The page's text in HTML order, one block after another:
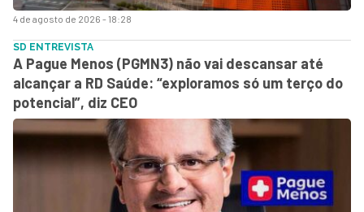
4 de agosto de 2026 - 18:28
SD ENTREVISTA
A Pague Menos (PGMN3) não vai descansar até
alcançar a RD Saúde: “exploramos só um terço do
potencial”, diz CEO